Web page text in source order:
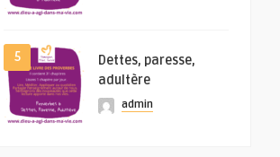
5
Dettes, paresse,
adultère
admin